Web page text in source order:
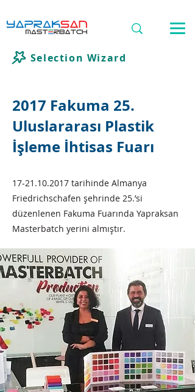
Selection Wizard
2017 Fakuma 25.
Uluslararası Plastik
İşleme İhtisas Fuarı
17-21.10.2017 tarihinde Almanya
Friedrichschafen şehrinde 25.’si
düzenlenen Fakuma Fuarında Yapraksan
Masterbatch yerini almıştır.